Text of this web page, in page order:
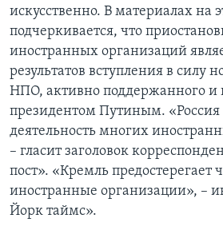
искусственно. В материалах на
подчеркивается, что
иностранных организаций
результатов вступления в силу
НПО, активно поддержанного и
президентом Путиным. «Россия
деятельность многих
– гласит заголовок
пост». «Кремль предостерегает
иностранные организации», –
Йорк таймс».